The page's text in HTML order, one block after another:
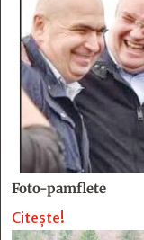
Foto-pamflete
Citește!